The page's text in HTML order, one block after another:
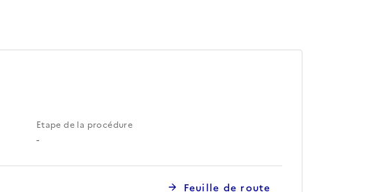
Etape de la procédure
-
Feuille de route